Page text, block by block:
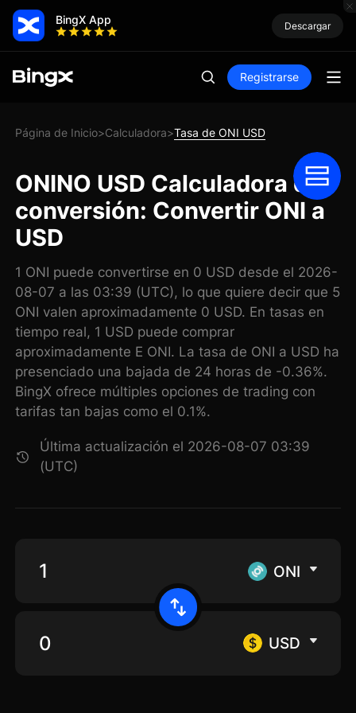
BingX App Descargar
Registrarse
Página de Inicio>Calculadora>Tasa de ONI USD
ONINO USD Calculadora de
conversión: Convertir ONI a
USD
1 ONI puede convertirse en 0 USD desde el 2026-
08-07 a las 03:39 (UTC), lo que quiere decir que 5
ONI valen aproximadamente 0 USD. En tasas en
tiempo real, 1 USD puede comprar
aproximadamente E ONI. La tasa de ONI a USD ha
presenciado una bajada de 24 horas de -0.36%.
BingX ofrece múltiples opciones de trading con
tarifas tan bajas como el 0.1%.
Última actualización el 2026-08-07 03:39
(UTC)
ONI
USD